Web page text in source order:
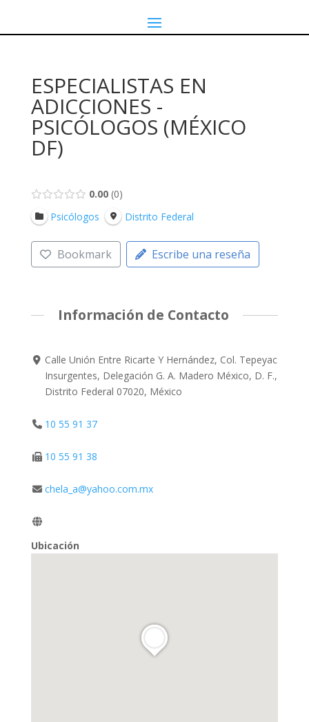
ESPECIALISTAS EN
ADICCIONES -
PSICÓLOGOS (MÉXICO
DF)
0.00 0
Psicólogos
Distrito Federal
Bookmark Escribe una reseña
Información de Contacto
Calle Unión Entre Ricarte Y Hernández, Col. Tepeyac
Insurgentes, Delegación G. A. Madero México, D. F.,
Distrito Federal 07020, México
10 55 91 37
10 55 91 38
chela_a@yahoo.com.mx
Ubicación